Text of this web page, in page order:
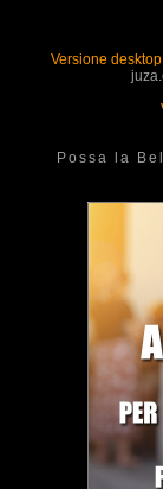
Versione desktop
Possa la